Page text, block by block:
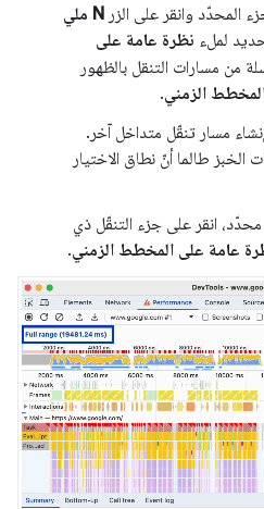
المحدّد وانقر على الزر
N ملي
لملء نظرة عامة على
من مسارات التنقل بالظهور
الزمني.
مسار تنقّل متداخل آخر.
طالما أنّ نطاق الاختيار
انقر على جزء التنقّل ذي
عامة على المخطط الزمني.